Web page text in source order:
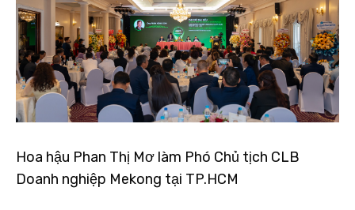
Hoa hậu Phan Thị Mơ làm Phó Chủ tịch CLB
Doanh nghiệp Mekong tại TP.HCM